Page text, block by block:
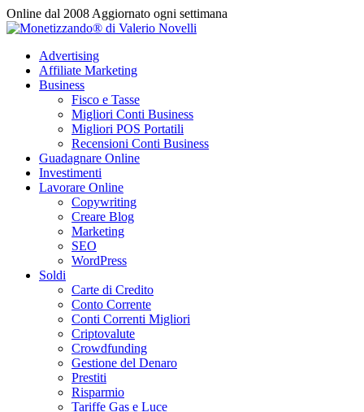
Vai
al
Online dal 2008 Aggiornato ogni settimana
Advertising
Affiliate Marketing
Business
Fisco e Tasse
Migliori Conti Business
Migliori POS Portatili
Recensioni Conti Business
Guadagnare Online
Investimenti
Lavorare Online
Copywriting
Creare Blog
Marketing
SEO
WordPress
Soldi
Carte di Credito
Conto Corrente
Conti Correnti Migliori
Criptovalute
Crowdfunding
Gestione del Denaro
Prestiti
Risparmio
Tariffe Gas e Luce